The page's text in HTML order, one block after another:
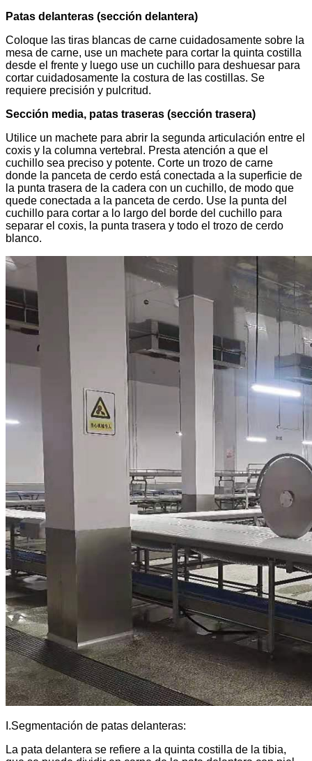
Patas delanteras (sección delantera)
Coloque las tiras blancas de carne cuidadosamente sobre la
mesa de carne, use un machete para cortar la quinta costilla
desde el frente y luego use un cuchillo para deshuesar para
cortar cuidadosamente la costura de las costillas. Se
requiere precisión y pulcritud.
Sección media, patas traseras (sección trasera)
Utilice un machete para abrir la segunda articulación entre el
coxis y la columna vertebral. Presta atención a que el
cuchillo sea preciso y potente. Corte un trozo de carne
donde la panceta de cerdo está conectada a la superficie de
la punta trasera de la cadera con un cuchillo, de modo que
quede conectada a la panceta de cerdo. Use la punta del
cuchillo para cortar a lo largo del borde del cuchillo para
separar el coxis, la punta trasera y todo el trozo de cerdo
blanco.
I.Segmentación de patas delanteras:
La pata delantera se refiere a la quinta costilla de la tibia,